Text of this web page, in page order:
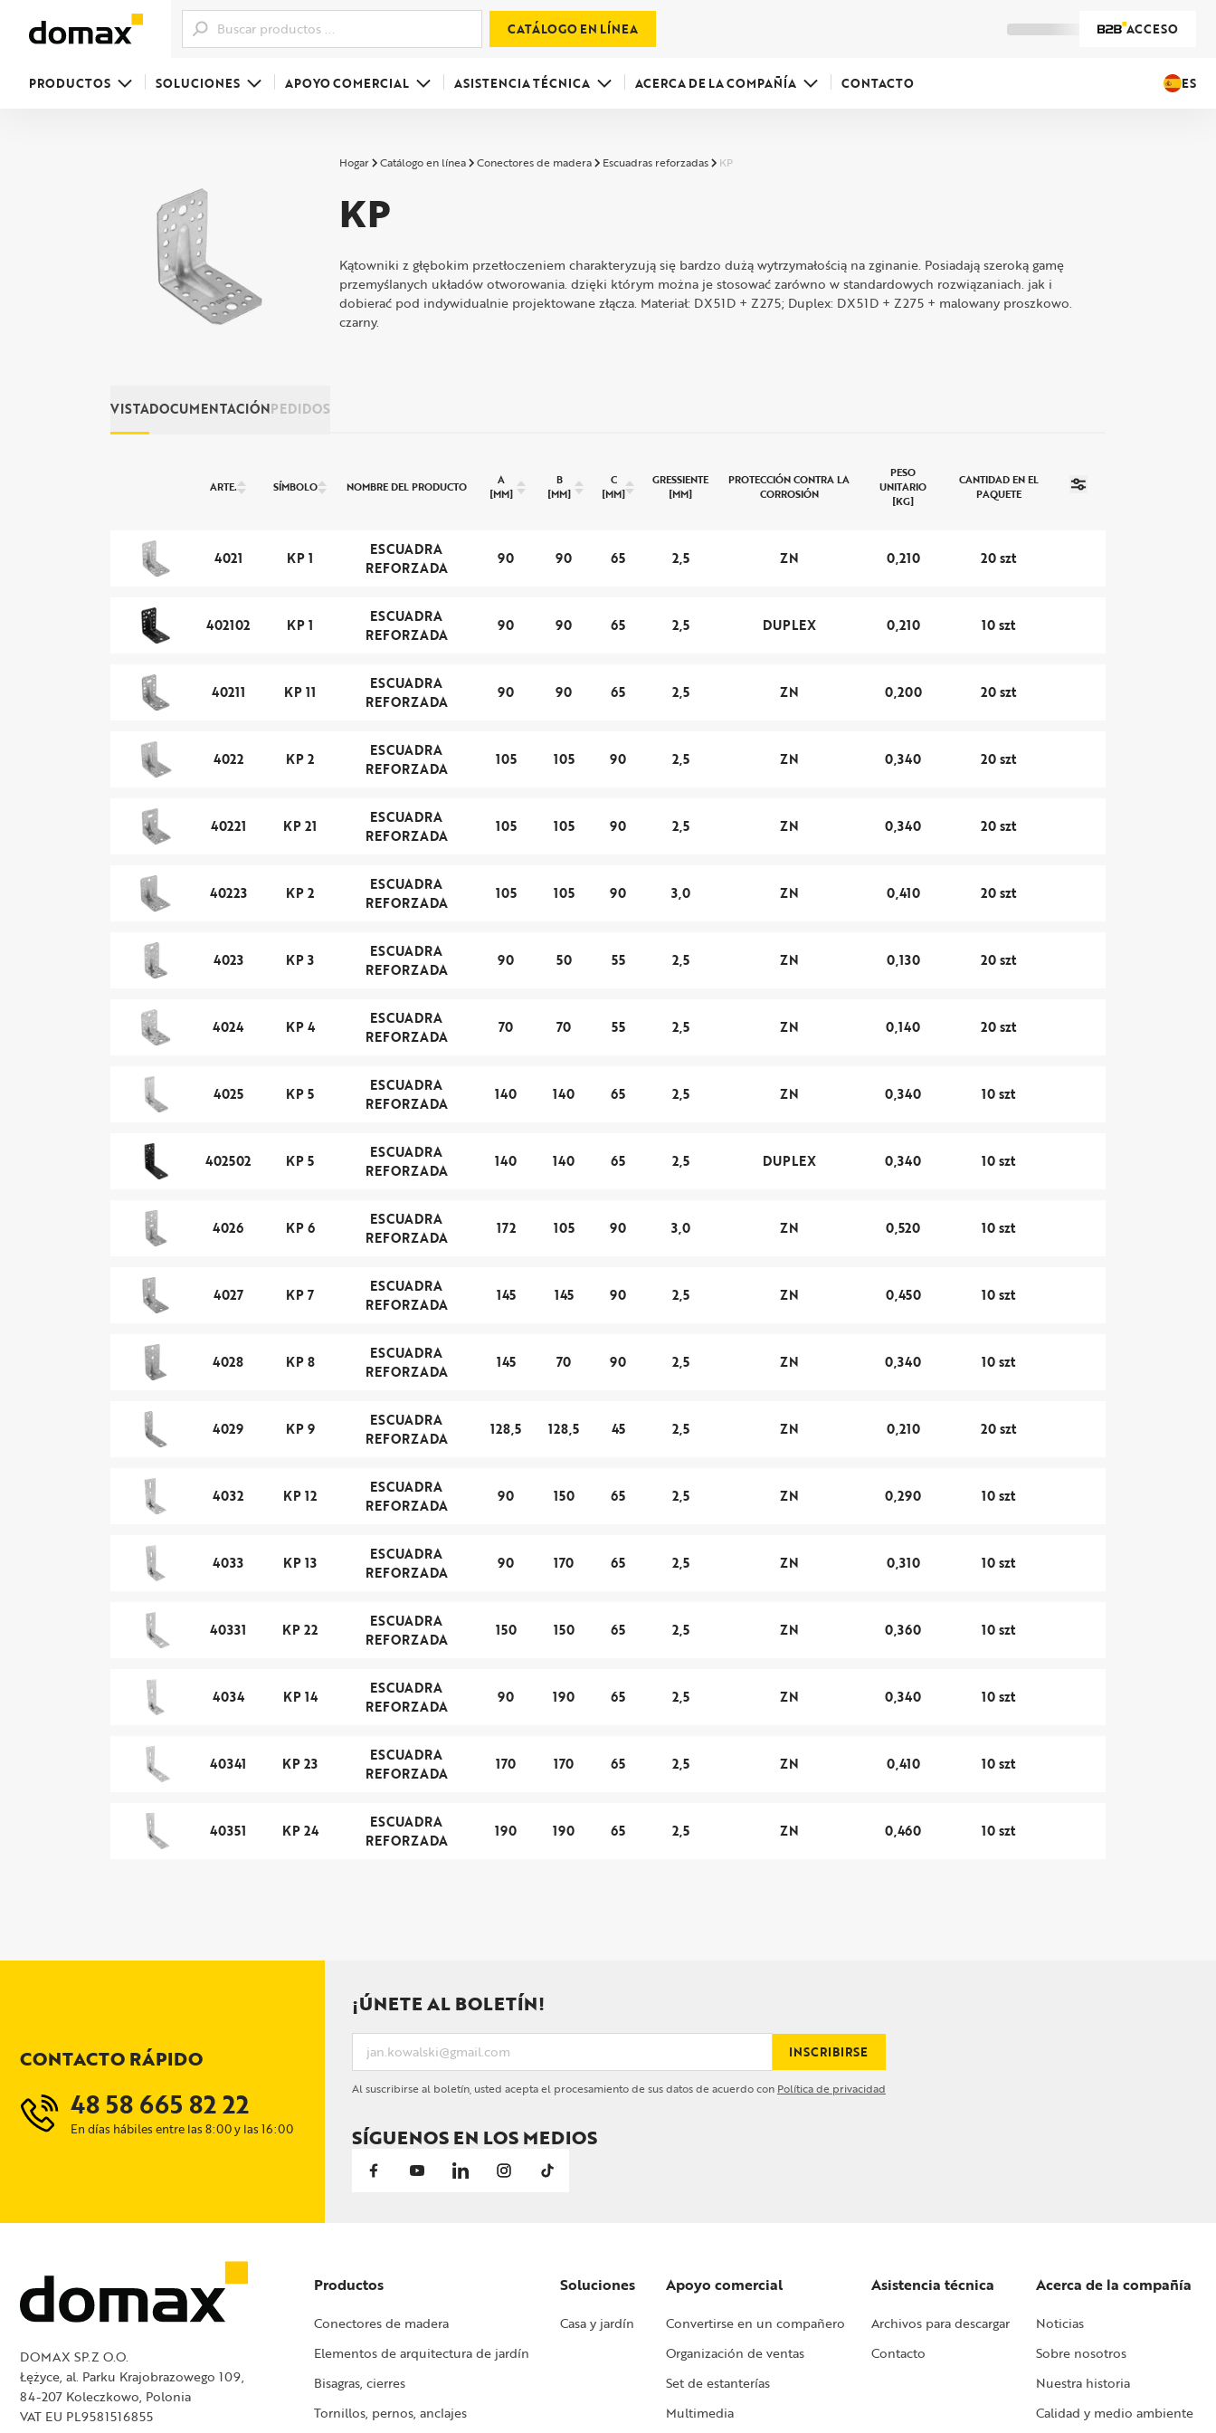
CATÁLOGO EN LÍNEA ACCESO
PRODUCTOS SOLUCIONES APOYO COMERCIAL ASISTENCIA TÉCNICA ACERCA DE LA COMPAÑÍA CONTACTO ES
Hogar Catálogo en línea Conectores de madera Escuadras reforzadas KP
KP
Kątowniki z głębokim przetłoczeniem charakteryzują się bardzo dużą ­wytrzymałością na zginanie. Posiadają szeroką gamę
przemyślanych układów otworowania. dzięki którym można je stosować zarówno w standardowych rozwiązaniach. jak i
dobierać pod indywidualnie ­projektowane złącza. Materiał: DX51D + Z275; Duplex: DX51D + Z275 + malowany proszkowo.
czarny.
VISTADOCUMENTACIÓNPEDIDOS
ARTE. SÍMBOLO NOMBRE DEL PRODUCTO
A
[MM]
B
[MM]
C
[MM]
GRESSIENTE
[MM]
PROTECCIÓN CONTRA LA
CORROSIÓN
PESO
UNITARIO
[KG]
CANTIDAD EN EL
PAQUETE
4021 KP 1
ESCUADRA
REFORZADA
90 90 65 2,5 ZN 0,210 20 szt
402102 KP 1
ESCUADRA
REFORZADA
90 90 65 2,5 DUPLEX 0,210 10 szt
40211 KP 11
ESCUADRA
REFORZADA
90 90 65 2,5 ZN 0,200 20 szt
4022 KP 2
ESCUADRA
REFORZADA
105 105 90 2,5 ZN 0,340 20 szt
40221 KP 21
ESCUADRA
REFORZADA
105 105 90 2,5 ZN 0,340 20 szt
40223 KP 2
ESCUADRA
REFORZADA
105 105 90 3,0 ZN 0,410 20 szt
4023 KP 3
ESCUADRA
REFORZADA
90 50 55 2,5 ZN 0,130 20 szt
4024 KP 4
ESCUADRA
REFORZADA
70 70 55 2,5 ZN 0,140 20 szt
4025 KP 5
ESCUADRA
REFORZADA
140 140 65 2,5 ZN 0,340 10 szt
402502 KP 5
ESCUADRA
REFORZADA
140 140 65 2,5 DUPLEX 0,340 10 szt
4026 KP 6
ESCUADRA
REFORZADA
172 105 90 3,0 ZN 0,520 10 szt
4027 KP 7
ESCUADRA
REFORZADA
145 145 90 2,5 ZN 0,450 10 szt
4028 KP 8
ESCUADRA
REFORZADA
145 70 90 2,5 ZN 0,340 10 szt
4029 KP 9
ESCUADRA
REFORZADA
128,5 128,5 45 2,5 ZN 0,210 20 szt
4032 KP 12
ESCUADRA
REFORZADA
90 150 65 2,5 ZN 0,290 10 szt
4033 KP 13
ESCUADRA
REFORZADA
90 170 65 2,5 ZN 0,310 10 szt
40331 KP 22
ESCUADRA
REFORZADA
150 150 65 2,5 ZN 0,360 10 szt
4034 KP 14
ESCUADRA
REFORZADA
90 190 65 2,5 ZN 0,340 10 szt
40341 KP 23
ESCUADRA
REFORZADA
170 170 65 2,5 ZN 0,410 10 szt
40351 KP 24
ESCUADRA
REFORZADA
190 190 65 2,5 ZN 0,460 10 szt
CONTACTO RÁPIDO
48 58 665 82 22
En días hábiles entre las 8:00 y las 16:00
¡ÚNETE AL BOLETÍN!
INSCRIBIRSE
Al suscribirse al boletín, usted acepta el procesamiento de sus datos de acuerdo con Política de privacidad
SÍGUENOS EN LOS MEDIOS
Productos
Conectores de madera
Elementos de arquitectura de jardín
Bisagras, cierres
Tornillos, pernos, anclajes
Soluciones
Casa y jardín
Apoyo comercial
Convertirse en un compañero
Organización de ventas
Set de estanterías
Multimedia
Asistencia técnica
Archivos para descargar
Contacto
Acerca de la compañía
Noticias
Sobre nosotros
Nuestra historia
Calidad y medio ambiente
DOMAX SP.Z O.O.
Łężyce, al. Parku Krajobrazowego 109,
84-207 Koleczkowo, Polonia
VAT EU PL9581516855